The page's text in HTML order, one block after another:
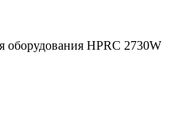
оборудования HPRC 2730W